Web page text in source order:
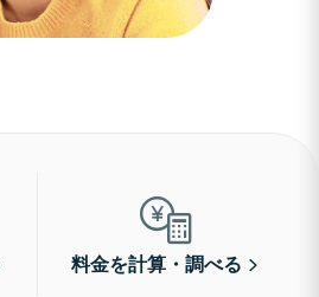
料金を計算・調べる